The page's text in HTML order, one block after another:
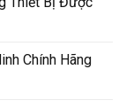
Chính Hãng